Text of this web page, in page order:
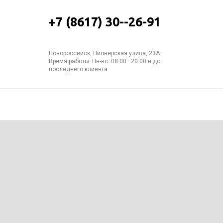
+7 (8617) 30--26-91
Новороссийск, Пионерская улица, 23А
Время работы: Пн-вс: 08:00—20:00 и до
последнего клиента